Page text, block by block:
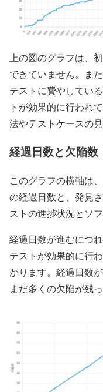
上の図のグラフは、
できていません。ま
テストに費やしてい
トが効果的に行われ
法やテストケースの
経過日数と欠陥数
このグラフの横軸は
の経過日数と、発見
ストの進捗状況とソ
経過日数が進むにつ
テストが効果的に行
かります。経過日数
まだ多くの欠陥が残